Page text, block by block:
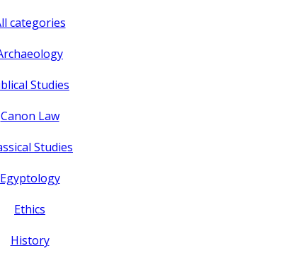
categories
Studies
Canon Law
Studies
Egyptology
Ethics
History